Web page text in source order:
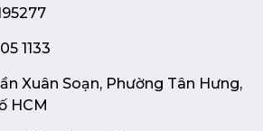
1133
Xuân Soạn, Phường Tân Hưng,
HCM